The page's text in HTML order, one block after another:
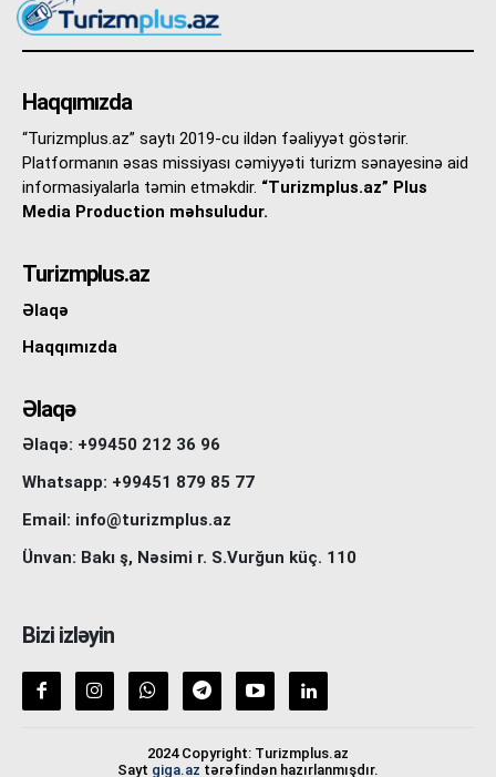
Haqqımızda
“Turizmplus.az” saytı 2019-cu ildən fəaliyyət göstərir.
Platformanın əsas missiyası cəmiyyəti turizm sənayesinə aid
informasiyalarla təmin etməkdir. “Turizmplus.az” Plus
Media Production məhsuludur.
Turizmplus.az
Əlaqə
Haqqımızda
Əlaqə
Əlaqə: +99450 212 36 96
Whatsapp: +99451 879 85 77
Email: info@turizmplus.az
Ünvan: Bakı ş, Nəsimi r. S.Vurğun küç. 110
Bizi izləyin
2024 Copyright: Turizmplus.az
Sayt giga.az tərəfindən hazırlanmışdır.